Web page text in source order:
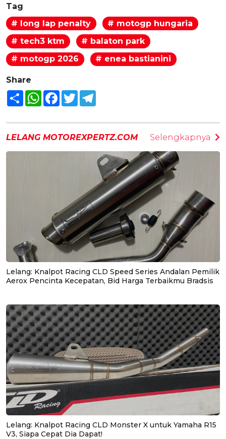
Tag
# long lap penalty
# motogp hungaria
# tech3 ktm
# balaton park
# motogp 2026
# enea bastianini
Share
Share WhatsAppFacebook
Twitter
LELANG MOTOREXPERTZ.COM Selengkapnya
Lelang: Knalpot Racing CLD Speed Series Andalan Pemilik
Aerox Pencinta Kecepatan, Bid Harga Terbaikmu Bradsis
Lelang: Knalpot Racing CLD Monster X untuk Yamaha R15
V3, Siapa Cepat Dia Dapat!